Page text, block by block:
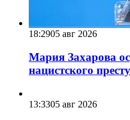
18:2905 авг 2026
Мария Захарова
нацистского
13:3305 авг 2026